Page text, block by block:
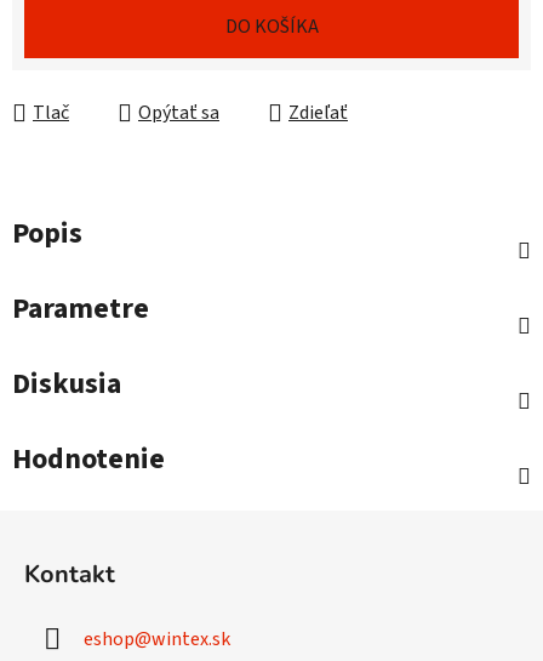
DO KOŠÍKA
Tlač Opýtať sa Zdieľať
Popis
Parametre
Diskusia
Hodnotenie
Kontakt
eshop@wintex.sk